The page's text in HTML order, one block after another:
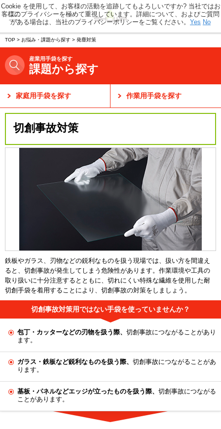
TOP > お悩み・課題から探す > 発塵対策
産業用手袋を探す
課題から探す
家庭用手袋を探す 作業用手袋を探す
切創事故対策
鉄板やガラス、刃物などの鋭利なものを扱う現場では、扱い方を間違え
ると、切創事故が発生してしまう危険性があります。作業環境や工具の
取り扱いに十分注意するとともに、切れにくい特殊な繊維を使用した耐
切創手袋を着用することにより、切創事故の対策をしましょう。
切創事故対策用ではない手袋を使っていませんか？
包丁・カッターなどの刃物を扱う際、 切創事故につながることがあり
ます。
ガラス・鉄板など鋭利なものを扱う際、 切創事故につながることがあ
ります。
基板・パネルなどエッジが立ったものを扱う際、 切創事故につながる
ことがあります。
Cookie を使用して、お客様の活動を追跡してもよろしいですか? 当社ではお
客様のプライバシーを極めて重視しています。詳細について、およびご質問
がある場合は、当社のプライバシーポリシーをご覧ください。 Yes No